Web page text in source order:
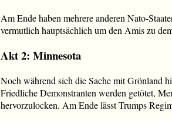
Am Ende haben mehrere anderen Nato-
vermutlich hauptsächlich um den Amis zu
Akt 2: Minnesota
Noch während sich die Sache mit Grönland
Friedliche Demonstranten werden getötet,
hervorzulocken. Am Ende lässt Trumps